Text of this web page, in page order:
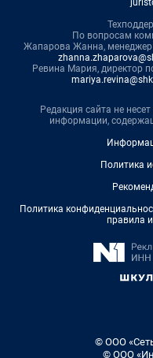
По вопросам
Жапарова Жанна, менеджер
Ревина Мария, директор
Редакция сайта не
информации,
Политика
Политика
правила
© ООО
© ООО